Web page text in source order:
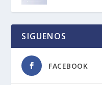
SIGUENOS
FACEBOOK